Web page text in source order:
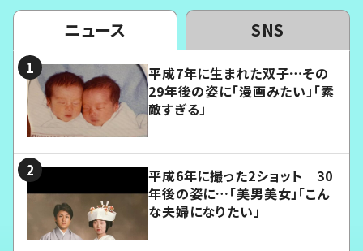
ニュース SNS
平成7年に生まれた双子…その
29年後の姿に「漫画みたい」「素
敵すぎる」
平成6年に撮った2ショット 30
年後の姿に…「美男美女」「こん
な夫婦になりたい」